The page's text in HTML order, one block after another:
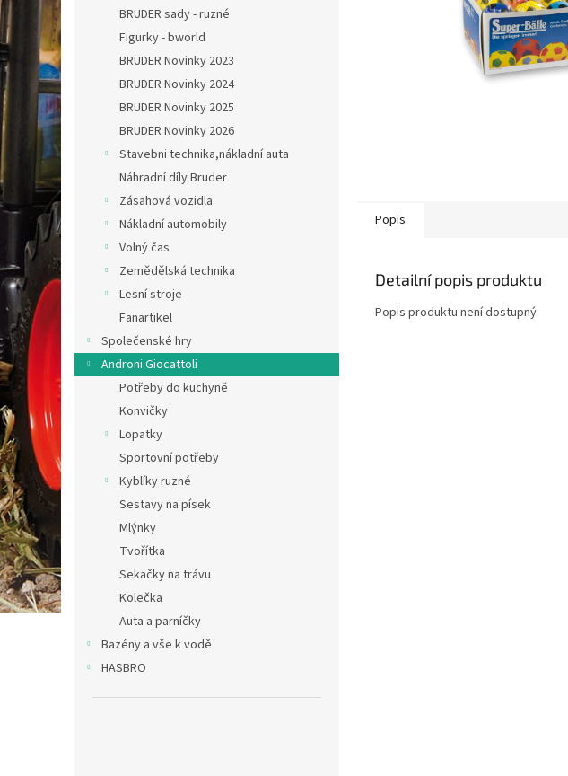
BRUDER sady - ruzné
Figurky - bworld
BRUDER Novinky 2023
BRUDER Novinky 2024
BRUDER Novinky 2025
BRUDER Novinky 2026
Stavebni technika,nákladní auta
Náhradní díly Bruder
Zásahová vozidla
Nákladní automobily
Volný čas
Zemědělská technika
Lesní stroje
Fanartikel
Společenské hry
Androni Giocattoli
Potřeby do kuchyně
Konvičky
Lopatky
Sportovní potřeby
Kyblíky ruzné
Sestavy na písek
Mlýnky
Tvořítka
Sekačky na trávu
Kolečka
Auta a parníčky
Bazény a vše k vodě
HASBRO
Popis
Detailní popis produktu
Popis produktu není dostupný